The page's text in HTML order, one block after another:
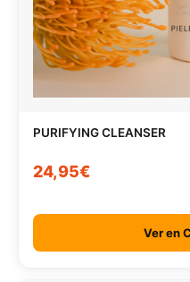
PURIFYING CLEANSER
24,95€
Ver en